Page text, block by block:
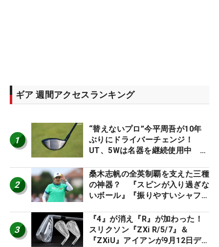
ギア 週間アクセスランキング
1
“替えないプロ”今平周吾が10年
ぶりにドライバーチェンジ！
UT、5Wは名器を継続使用中 #
2
桑木志帆の全英制覇を支えた三種
の神器？ 『スピンが入り過ぎな
いボール』『振りやすいシャフ
ー』 #女子プロセッティング
3
『4』が消え『R』が加わった！
スリクソン『ZXi R/5/7』＆
『ZXiU』アイアンが9月12日デ